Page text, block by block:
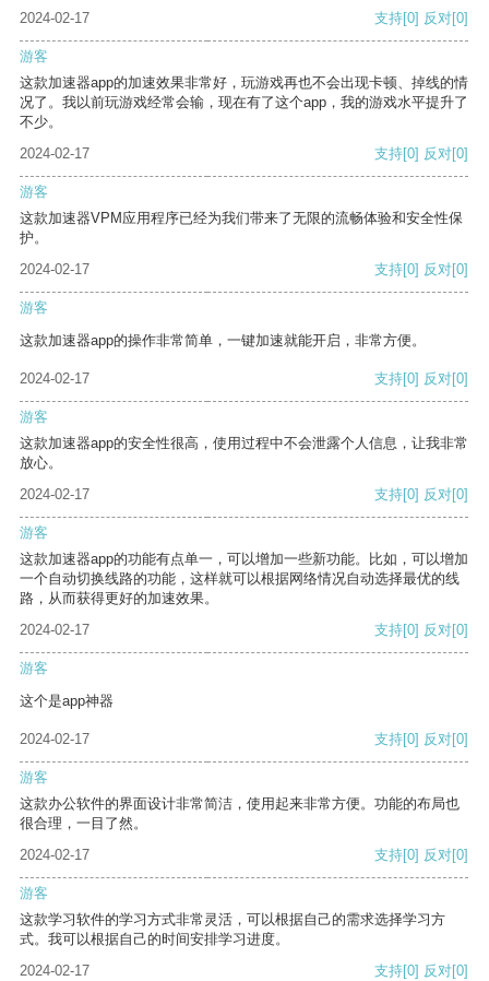
2024-02-17 支持[0] 反对[0]
游客
这款加速器app的加速效果非常好，玩游戏再也不会出现卡顿、掉线的情
况了。我以前玩游戏经常会输，现在有了这个app，我的游戏水平提升了
不少。
2024-02-17
支持[0] 反对[0]
游客
这款加速器VPM应用程序已经为我们带来了无限的流畅体验和安全性保
护。
2024-02-17
支持[0] 反对[0]
游客
这款加速器app的操作非常简单，一键加速就能开启，非常方便。
2024-02-17 支持[0] 反对[0]
游客
这款加速器app的安全性很高，使用过程中不会泄露个人信息，让我非常
放心。
2024-02-17
支持[0] 反对[0]
游客
这款加速器app的功能有点单一，可以增加一些新功能。比如，可以增加
一个自动切换线路的功能，这样就可以根据网络情况自动选择最优的线
路，从而获得更好的加速效果。
2024-02-17
支持[0] 反对[0]
游客
这个是app神器
2024-02-17 支持[0] 反对[0]
游客
这款办公软件的界面设计非常简洁，使用起来非常方便。功能的布局也
很合理，一目了然。
2024-02-17
支持[0] 反对[0]
游客
这款学习软件的学习方式非常灵活，可以根据自己的需求选择学习方
式。我可以根据自己的时间安排学习进度。
2024-02-17
支持[0] 反对[0]